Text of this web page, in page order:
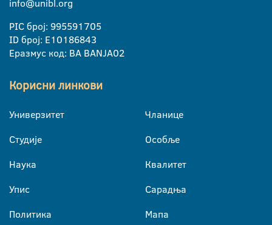
info@unibl.org
PIC број: 995591705
ID број: E10186843
Еразмус код: BA BANJA02
Корисни линкови
Универзитет
Студије
Наука
Упис
Политика
Чланице
Особље
Квалитет
Сарадња
Мапа